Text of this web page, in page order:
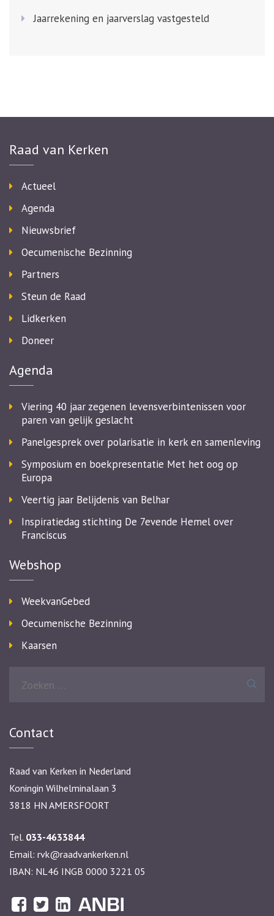
Jaarrekening en jaarverslag vastgesteld
Raad van Kerken
Actueel
Agenda
Nieuwsbrief
Oecumenische Bezinning
Partners
Steun de Raad
Lidkerken
Doneer
Agenda
Viering 40 jaar zegenen levensverbintenissen voor
paren van gelijk geslacht
Panelgesprek over polarisatie in kerk en samenleving
Symposium en boekpresentatie Met het oog op
Europa
Veertig jaar Belijdenis van Belhar
Inspiratiedag stichting De 7evende Hemel over
Franciscus
Webshop
WeekvanGebed
Oecumenische Bezinning
Kaarsen
Contact
Raad van Kerken in Nederland
Koningin Wilhelminalaan 3
3818 HN AMERSFOORT
Tel. 033-4633844
Email: rvk@raadvankerken.nl
IBAN: NL46 INGB 0000 3221 05